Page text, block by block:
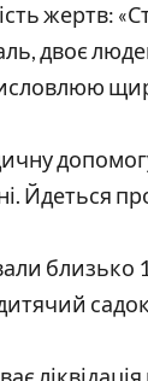
жертв:
двоє
Йдеться